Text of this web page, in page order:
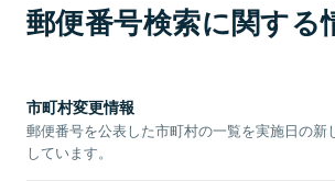
郵便番号検索に関する
市町村変更情報
郵便番号を公表した市町村の一覧を実施日の新
しています。